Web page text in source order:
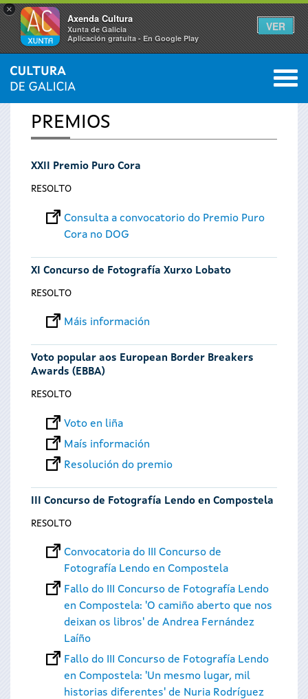
×
Axenda Cultura
Xunta de Galicia
Aplicación gratuíta - En Google Play
VER
Vostede
está
aquí
INICIO 0
PREMIOS
XXII Premio Puro Cora
RESOLTO
Consulta a convocatorio do Premio Puro
Cora no DOG
XI Concurso de Fotografía Xurxo Lobato
RESOLTO
Máis información
Voto popular aos European Border Breakers
Awards (EBBA)
RESOLTO
Voto en liña
Maís información
Resolución do premio
III Concurso de Fotografía Lendo en Compostela
RESOLTO
Convocatoria do III Concurso de
Fotografía Lendo en Compostela
Fallo do III Concurso de Fotografía Lendo
en Compostela: 'O camiño aberto que nos
deixan os libros' de Andrea Fernández
Laíño
Fallo do III Concurso de Fotografía Lendo
en Compostela: 'Un mesmo lugar, mil
historias diferentes' de Nuria Rodríguez